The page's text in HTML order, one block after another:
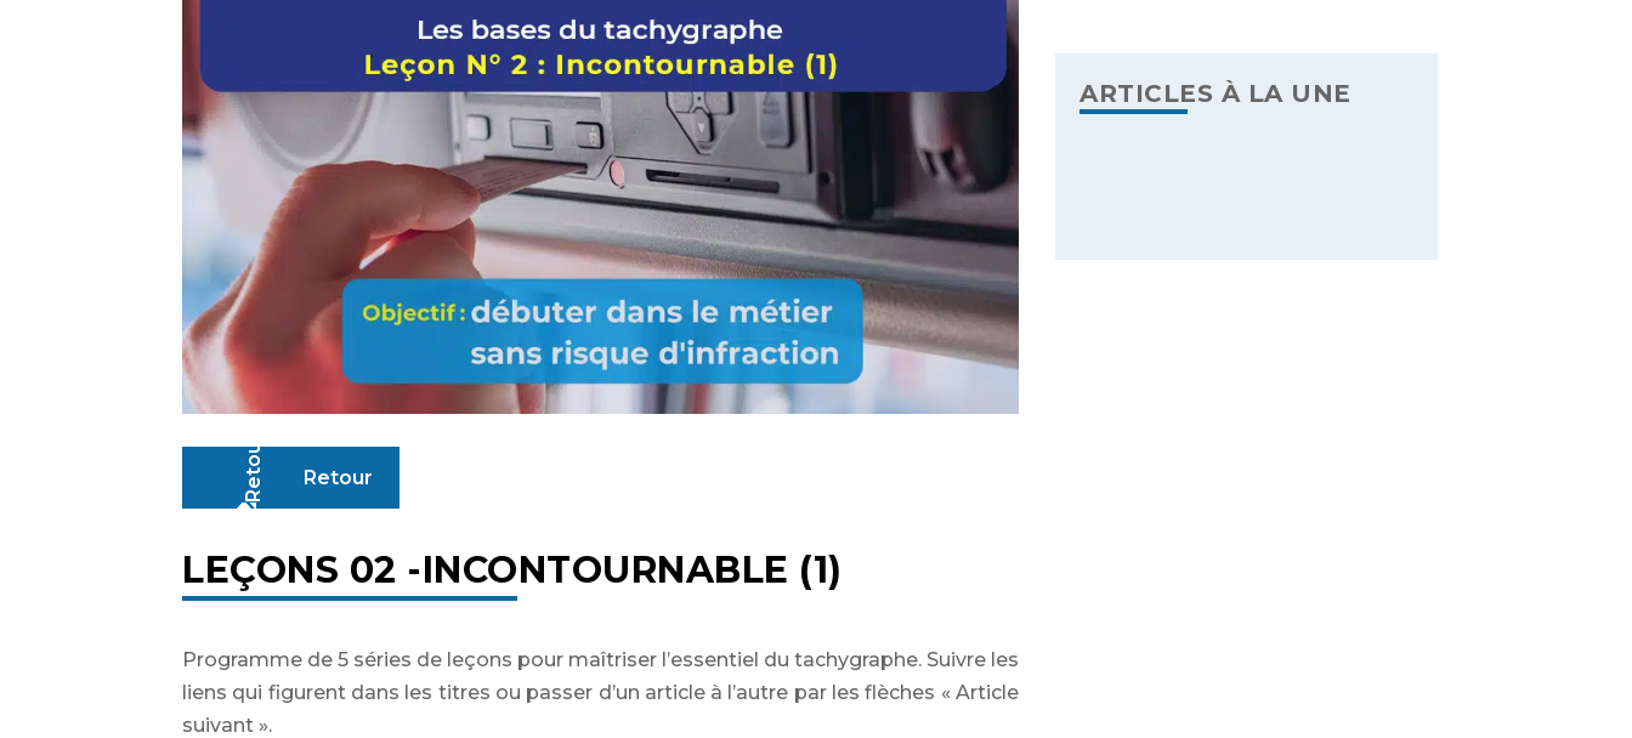
Retour
LEÇONS 02 -INCONTOURNABLE (1)
Programme de 5 séries de leçons pour maîtriser l’essentiel du tachygraphe. Suivre les
liens qui figurent dans les titres ou passer d’un article à l’autre par les flèches « Article
suivant ».
ARTICLES À LA UNE